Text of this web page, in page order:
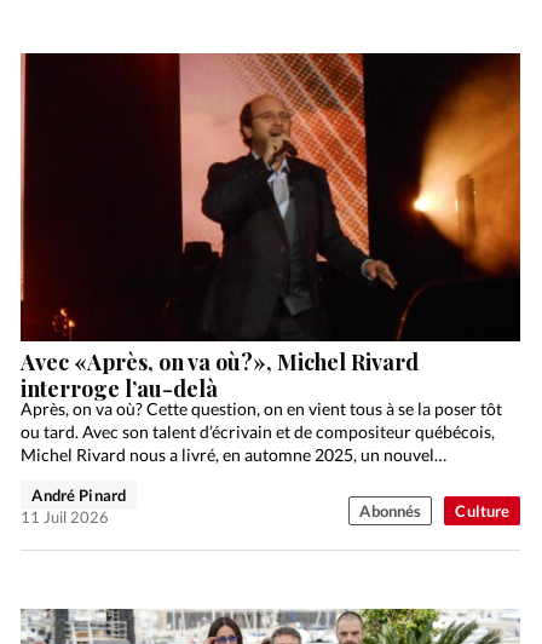
Culture
Avec «Après, on va où?», Michel Rivard
interroge l’au-delà
Après, on va où? Cette question, on en vient tous à se la poser tôt
ou tard. Avec son talent d’écrivain et de compositeur québécois,
Michel Rivard nous a livré, en automne 2025, un nouvel…
André Pinard
11 Juil 2026
Abonnés